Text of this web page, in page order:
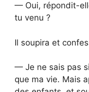
— Oui, répondit-
tu venu ?
Il soupira et
— Je ne sais pas
que ma vie. Mais